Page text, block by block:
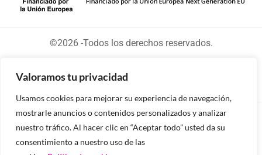
Valoramos tu privacidad
Usamos cookies para mejorar su experiencia de navegación,
mostrarle anuncios o contenidos personalizados y analizar
nuestro tráfico. Al hacer clic en “Aceptar todo” usted da su
consentimiento a nuestro uso de las
©2026 -Todos los derechos reservados.
Diseñado y desarrollado por tu equipo Imedia
Comunicación